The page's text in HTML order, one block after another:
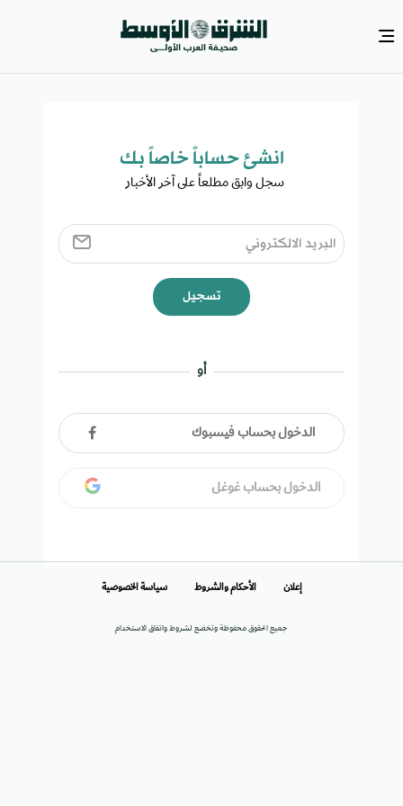
انشئ حساباً خاصاً بك​
سجل وابق مطلعاً على آخر الأخبار ​
تسجيل
أو
الدخول بحساب فيسبوك
الدخول بحساب غوغل
جميع الحقوق محفوظة وتخضع لشروط واتفاق الاستخدام
إعلان الأحكام والشروط سياسة الخصوصية